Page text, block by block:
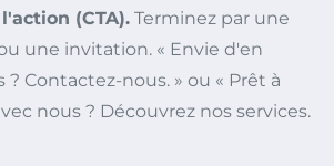
(CTA). Terminez par une
une invitation. « Envie d'en
? Contactez-nous. » ou « Prêt à
nous ? Découvrez nos services.